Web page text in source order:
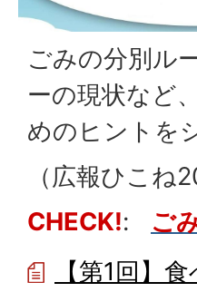
ごみの分別ル
ーの現状など
めのヒントを
（広報ひこね
CHECK!: ご
【第1回】